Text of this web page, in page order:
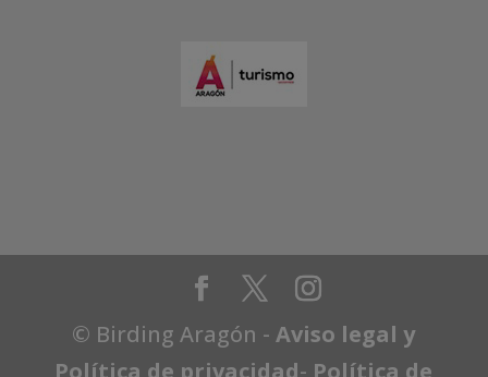
© Birding Aragón -Aviso legal y
Política de privacidad- Política de